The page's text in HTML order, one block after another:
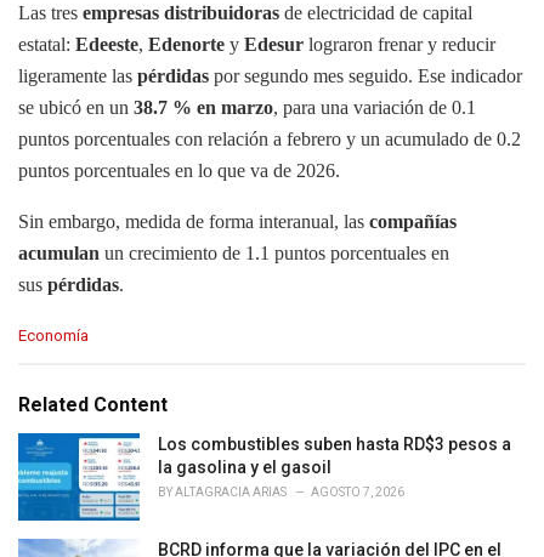
Las tres empresas distribuidoras de electricidad de capital
estatal: Edeeste, Edenorte y Edesur lograron frenar y reducir
ligeramente las pérdidas por segundo mes seguido. Ese indicador
se ubicó en un 38.7 % en marzo, para una variación de 0.1
puntos porcentuales con relación a febrero y un acumulado de 0.2
puntos porcentuales en lo que va de 2026.
Sin embargo, medida de forma interanual, las compañías
acumulan un crecimiento de 1.1 puntos porcentuales en
sus pérdidas.
C
e
r
i
e
:
Economía
Related Content
Los combustibles suben hasta RD$3 pesos a
la gasolina y el gasoil
BYALTAGRACIA ARIAS AGOSTO 7, 2026
BCRD informa que la variación del IPC en el